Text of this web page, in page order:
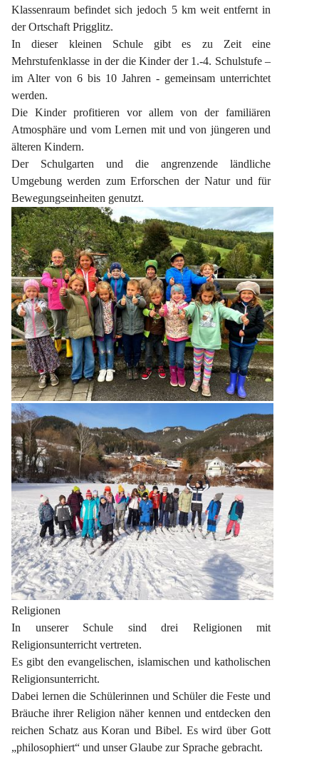
Klassenraum befindet sich jedoch 5 km weit entfernt in
der Ortschaft Prigglitz.
In dieser kleinen Schule gibt es zu Zeit eine
Mehrstufenklasse in der die Kinder der 1.-4. Schulstufe –
im Alter von 6 bis 10 Jahren - gemeinsam unterrichtet
werden.
Die Kinder profitieren vor allem von der familiären
Atmosphäre und vom Lernen mit und von jüngeren und
älteren Kindern.
Der Schulgarten und die angrenzende ländliche
Umgebung werden zum Erforschen der Natur und für
Bewegungseinheiten genutzt.
Religionen
In unserer Schule sind drei Religionen mit
Religionsunterricht vertreten.
Es gibt den evangelischen, islamischen und katholischen
Religionsunterricht.
Dabei lernen die Schülerinnen und Schüler die Feste und
Bräuche ihrer Religion näher kennen und entdecken den
reichen Schatz aus Koran und Bibel. Es wird über Gott
„philosophiert“ und unser Glaube zur Sprache gebracht.